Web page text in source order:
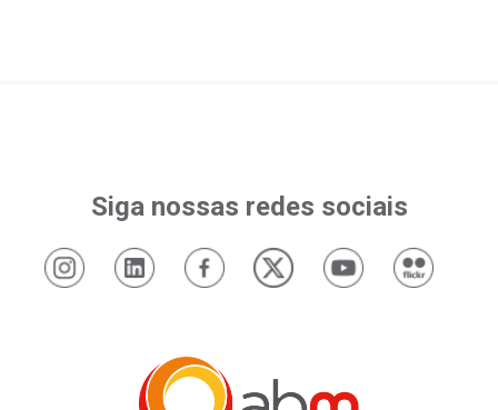
Siga nossas redes sociais